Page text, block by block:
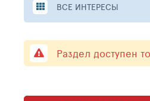
ВСЕ ИНТЕРЕСЫ
Раздел доступен